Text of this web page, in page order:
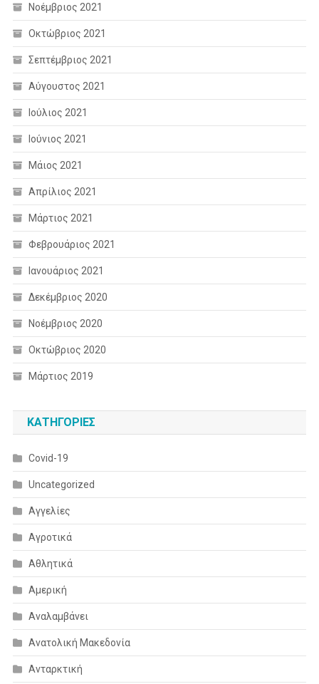
Νοέμβριος 2021
Οκτώβριος 2021
Σεπτέμβριος 2021
Αύγουστος 2021
Ιούλιος 2021
Ιούνιος 2021
Μάιος 2021
Απρίλιος 2021
Μάρτιος 2021
Φεβρουάριος 2021
Ιανουάριος 2021
Δεκέμβριος 2020
Νοέμβριος 2020
Οκτώβριος 2020
Μάρτιος 2019
KΑΤΗΓΟΡΊΕΣ
Covid-19
Uncategorized
Αγγελίες
Αγροτικά
Αθλητικά
Αμερική
Αναλαμβάνει
Ανατολική Μακεδονία
Ανταρκτική